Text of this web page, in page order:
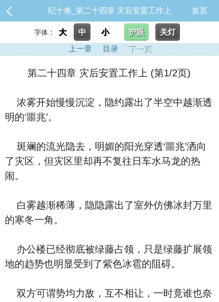
纪十卷_第二十四章 灾后安置工作上 首页
字体： 大 中 小 护眼
关灯
上一章
目录 下一页
第二十四章 灾后安置工作上 (第1/2页)
浓雾开始慢慢沉淀，隐约露出了半空中越渐透
明的‘噩兆’。
斑斓的流光隐去，明媚的阳光穿透‘噩兆’洒向
了灾区，但灾区里却再不复往日车水马龙的热
闹。
白雾越渐稀薄，隐隐露出了室外仿佛冰封万里
的寒冬一角。
办公楼已经彻底被绿藤占领，只是绿藤扩展领
地的趋势也明显受到了紫色冰雹的阻碍。
双方可谓势均力敌，互不相让，一时竟谁也奈